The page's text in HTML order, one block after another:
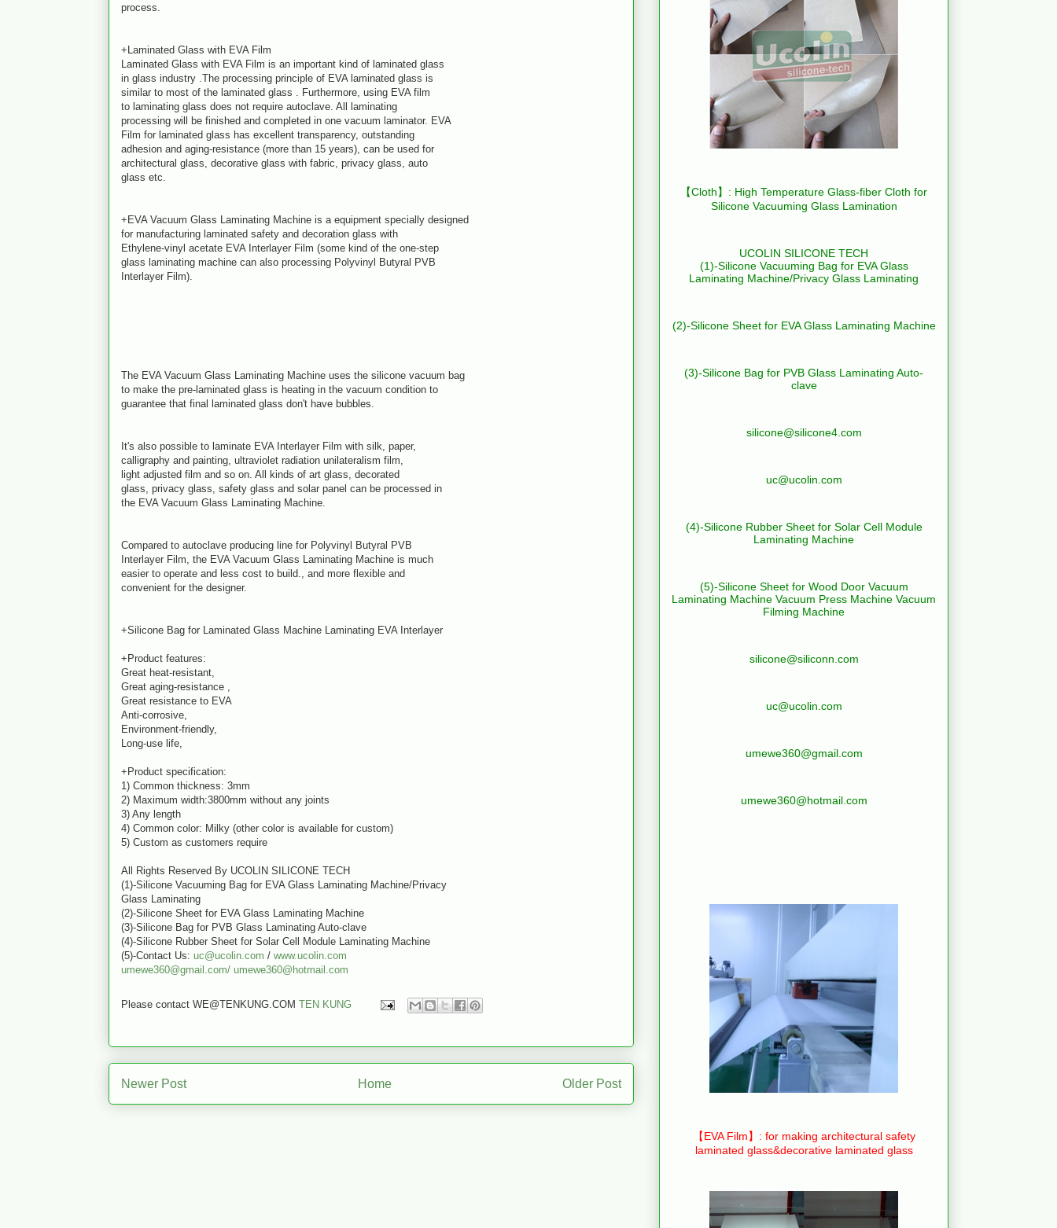
process.
+Laminated Glass with EVA Film
Laminated Glass with EVA Film is an important kind of laminated glass
in glass industry .The processing principle of EVA laminated glass is
similar to most of the laminated glass . Furthermore, using EVA film
to laminating glass does not require autoclave. All laminating
processing will be finished and completed in one vacuum laminator. EVA
Film for laminated glass has excellent transparency, outstanding
adhesion and aging-resistance (more than 15 years), can be used for
architectural glass, decorative glass with fabric, privacy glass, auto
glass etc.
+EVA Vacuum Glass Laminating Machine is a equipment specially designed
for manufacturing laminated safety and decoration glass with
Ethylene-vinyl acetate EVA Interlayer Film (some kind of the one-step
glass laminating machine can also processing Polyvinyl Butyral PVB
Interlayer Film).
The EVA Vacuum Glass Laminating Machine uses the silicone vacuum bag
to make the pre-laminated glass is heating in the vacuum condition to
guarantee that final laminated glass don't have bubbles.
It's also possible to laminate EVA Interlayer Film with silk, paper,
calligraphy and painting, ultraviolet radiation unilateralism film,
light adjusted film and so on. All kinds of art glass, decorated
glass, privacy glass, safety glass and solar panel can be processed in
the EVA Vacuum Glass Laminating Machine.
Compared to autoclave producing line for Polyvinyl Butyral PVB
Interlayer Film, the EVA Vacuum Glass Laminating Machine is much
easier to operate and less cost to build., and more flexible and
convenient for the designer.
+Silicone Bag for Laminated Glass Machine Laminating EVA Interlayer
+Product features:
Great heat-resistant,
Great aging-resistance ,
Great resistance to EVA
Anti-corrosive,
Environment-friendly,
Long-use life,
+Product specification:
1) Common thickness: 3mm
2) Maximum width:3800mm without any joints
3) Any length
4) Common color: Milky (other color is available for custom)
5) Custom as customers require
All Rights Reserved By UCOLIN SILICONE TECH
(1)-Silicone Vacuuming Bag for EVA Glass Laminating Machine/Privacy
Glass Laminating
(2)-Silicone Sheet for EVA Glass Laminating Machine
(3)-Silicone Bag for PVB Glass Laminating Auto-clave
(4)-Silicone Rubber Sheet for Solar Cell Module Laminating Machine
(5)-Contact Us: uc@ucolin.com / www.ucolin.com
umewe360@gmail.com/ umewe360@hotmail.com
Please contact WE@TENKUNG.COM TEN KUNG
Newer Post Older Post
Home
【Cloth】: High Temperature Glass-fiber Cloth for
Silicone Vacuuming Glass Lamination
UCOLIN SILICONE TECH
(1)-Silicone Vacuuming Bag for EVA Glass
Laminating Machine/Privacy Glass Laminating
(2)-Silicone Sheet for EVA Glass Laminating Machine
(3)-Silicone Bag for PVB Glass Laminating Auto-
clave
silicone@silicone4.com
uc@ucolin.com
(4)-Silicone Rubber Sheet for Solar Cell Module
Laminating Machine
(5)-Silicone Sheet for Wood Door Vacuum
Laminating Machine Vacuum Press Machine Vacuum
Filming Machine
silicone@siliconn.com
uc@ucolin.com
umewe360@gmail.com
umewe360@hotmail.com
【EVA Film】: for making architectural safety
laminated glass&decorative laminated glass